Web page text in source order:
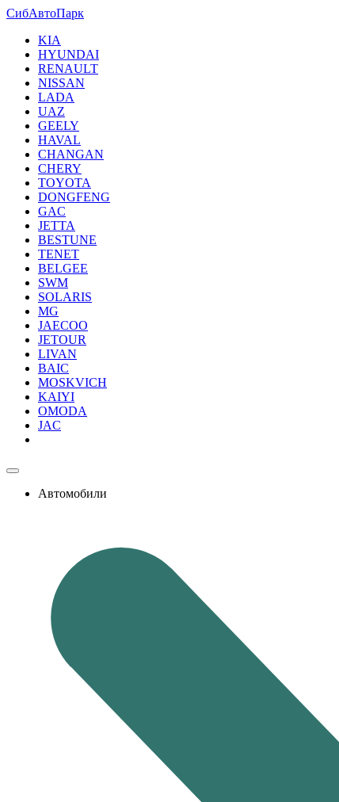
СибАвтоПарк
KIA
HYUNDAI
RENAULT
NISSAN
LADA
UAZ
GEELY
HAVAL
CHANGAN
CHERY
TOYOTA
DONGFENG
GAC
JETTA
BESTUNE
TENET
BELGEE
SWM
SOLARIS
MG
JAECOO
JETOUR
LIVAN
BAIC
MOSKVICH
KAIYI
OMODA
JAC
Автомобили